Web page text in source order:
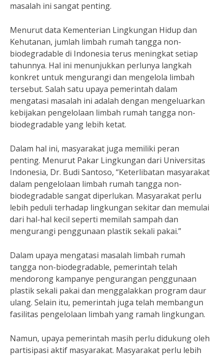
masalah ini sangat penting.
Menurut data Kementerian Lingkungan Hidup dan
Kehutanan, jumlah limbah rumah tangga non-
biodegradable di Indonesia terus meningkat setiap
tahunnya. Hal ini menunjukkan perlunya langkah
konkret untuk mengurangi dan mengelola limbah
tersebut. Salah satu upaya pemerintah dalam
mengatasi masalah ini adalah dengan mengeluarkan
kebijakan pengelolaan limbah rumah tangga non-
biodegradable yang lebih ketat.
Dalam hal ini, masyarakat juga memiliki peran
penting. Menurut Pakar Lingkungan dari Universitas
Indonesia, Dr. Budi Santoso, “Keterlibatan masyarakat
dalam pengelolaan limbah rumah tangga non-
biodegradable sangat diperlukan. Masyarakat perlu
lebih peduli terhadap lingkungan sekitar dan memulai
dari hal-hal kecil seperti memilah sampah dan
mengurangi penggunaan plastik sekali pakai.”
Dalam upaya mengatasi masalah limbah rumah
tangga non-biodegradable, pemerintah telah
mendorong kampanye pengurangan penggunaan
plastik sekali pakai dan menggalakkan program daur
ulang. Selain itu, pemerintah juga telah membangun
fasilitas pengelolaan limbah yang ramah lingkungan.
Namun, upaya pemerintah masih perlu didukung oleh
partisipasi aktif masyarakat. Masyarakat perlu lebih